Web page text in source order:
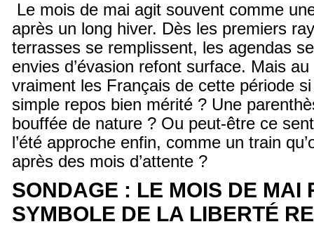
Le mois de mai agit souvent comme
après un long hiver. Dès les premiers
terrasses se remplissent, les agendas
envies d’évasion refont surface. Mais au
vraiment les Français de cette période
simple repos bien mérité ? Une
bouffée de nature ? Ou peut-être ce
l’été approche enfin, comme un train
après des mois d’attente ?
SONDAGE : LE MOIS DE MAI
SYMBOLE DE LA LIBERTÉ